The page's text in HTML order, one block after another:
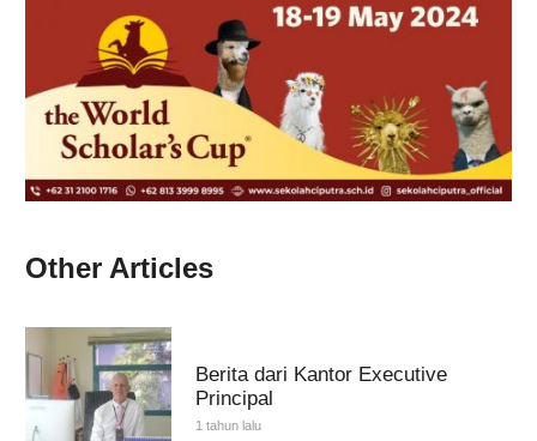
Other Articles
Berita dari Kantor Executive
Principal
1 tahun lalu